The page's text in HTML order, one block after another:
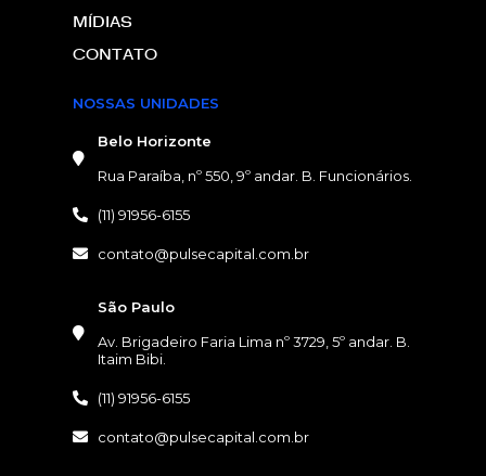
MÍDIAS
CONTATO
NOSSAS UNIDADES
Belo Horizonte
Rua Paraíba, nº 550, 9º andar. B. Funcionários.
(11) 91956-6155
contato@pulsecapital.com.br
São Paulo
Av. Brigadeiro Faria Lima nº 3729, 5º andar. B.
Itaim Bibi.
(11) 91956-6155
contato@pulsecapital.com.br